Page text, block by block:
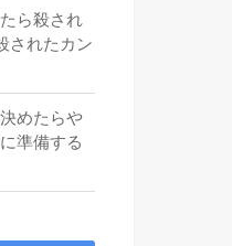
ら殺され
されたカン
めたらや
準備する